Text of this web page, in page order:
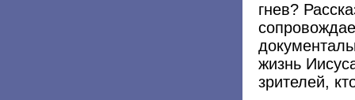
гнев?
жизнь
зрителей,